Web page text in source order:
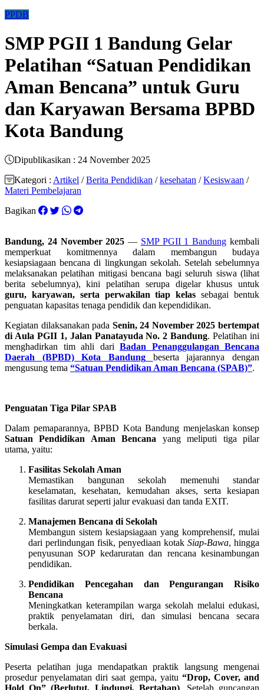
PPDB
SMP PGII 1 Bandung Gelar
Pelatihan “Satuan Pendidikan
Aman Bencana” untuk Guru
dan Karyawan Bersama BPBD
Kota Bandung
Dipublikasikan : 24 November 2025
Kategori : Artikel /Berita Pendidikan /kesehatan /Kesiswaan /
Materi Pembelajaran
Bagikan
Bandung, 24 November 2025 — SMP PGII 1 Bandung kembali
memperkuat komitmennya dalam membangun budaya
kesiapsiagaan bencana di lingkungan sekolah. Setelah sebelumnya
melaksanakan pelatihan mitigasi bencana bagi seluruh siswa (lihat
berita sebelumnya), kini pelatihan serupa digelar khusus untuk
guru, karyawan, serta perwakilan tiap kelas sebagai bentuk
penguatan kapasitas tenaga pendidik dan kependidikan.
Kegiatan dilaksanakan pada Senin, 24 November 2025 bertempat
di Aula PGII 1, Jalan Panatayuda No. 2 Bandung. Pelatihan ini
menghadirkan tim ahli dari Badan Penanggulangan Bencana
Daerah (BPBD) Kota Bandung
beserta jajarannya dengan
mengusung tema “Satuan Pendidikan Aman Bencana (SPAB)”.
Penguatan Tiga Pilar SPAB
Dalam pemaparannya, BPBD Kota Bandung menjelaskan konsep
Satuan Pendidikan Aman Bencana yang meliputi tiga pilar
utama, yaitu:
Fasilitas Sekolah Aman
Memastikan bangunan sekolah memenuhi standar
keselamatan, kesehatan, kemudahan akses, serta kesiapan
fasilitas darurat seperti jalur evakuasi dan tanda EXIT.
Manajemen Bencana di Sekolah
Membangun sistem kesiapsiagaan yang komprehensif, mulai
dari perlindungan fisik, penyediaan kotak Siap-Bawa, hingga
penyusunan SOP kedaruratan dan rencana kesinambungan
pendidikan.
Pendidikan Pencegahan dan Pengurangan Risiko
Bencana
Meningkatkan keterampilan warga sekolah melalui edukasi,
praktik penyelamatan diri, dan simulasi bencana secara
berkala.
Simulasi Gempa dan Evakuasi
Peserta pelatihan juga mendapatkan praktik langsung mengenai
prosedur penyelamatan diri saat gempa, yaitu “Drop, Cover, and
Hold On” (Berlutut, Lindungi, Bertahan). Setelah guncangan